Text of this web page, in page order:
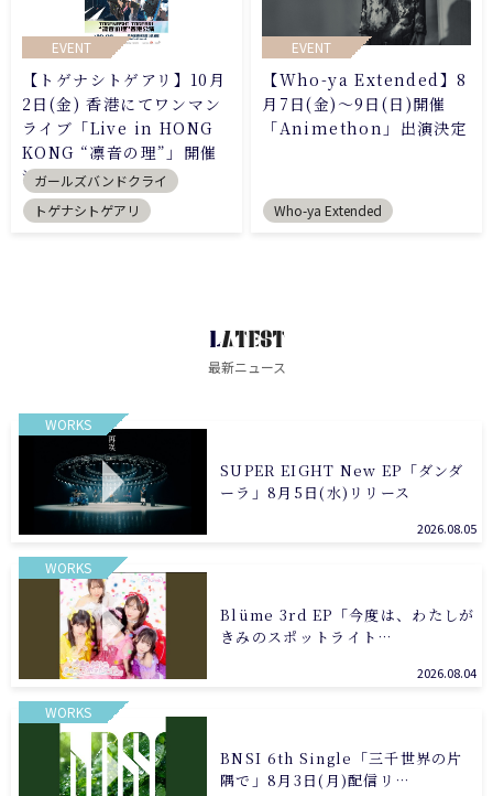
EVENT
【トゲナシトゲアリ】10月
2日(金) 香港にてワンマン
ライブ「Live in HONG
KONG “凛音の理”」開催
決定
ガールズバンドクライ
トゲナシトゲアリ
EVENT
【Who-ya Extended】8
月7日(金)～9日(日)開催
「Animethon」出演決定
Who-ya Extended
LATEST
最新ニュース
WORKS
SUPER EIGHT New EP「ダンダ
ーラ」8月5日(水)リリース
2026.08.05
WORKS
Blüme 3rd EP「今度は、わたしが
きみのスポットライト…
2026.08.04
WORKS
BNSI 6th Single「三千世界の片
隅で」8月3日(月)配信リ…